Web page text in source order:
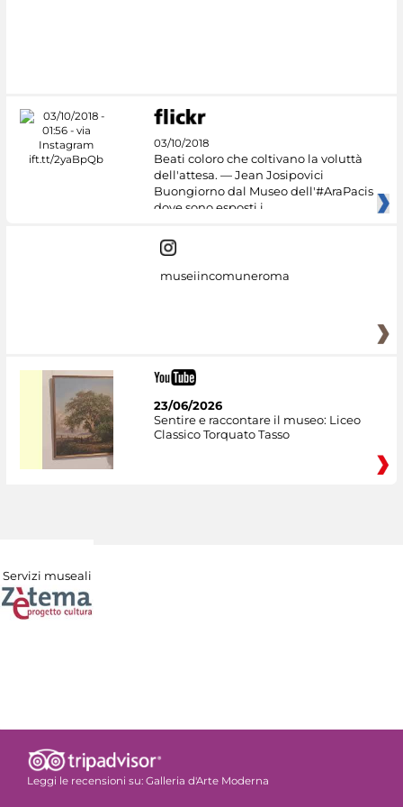
03/10/2018
Beati coloro che coltivano la voluttà
dell'attesa. — Jean Josipovici
Buongiorno dal Museo dell'#AraPacis
dove sono esposti i
museiincomuneroma
23/06/2026
Sentire e raccontare il museo: Liceo
Classico Torquato Tasso
Servizi museali
Leggi le recensioni su: Galleria d'Arte Moderna